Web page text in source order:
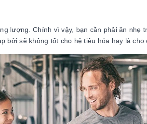
lượng. Chính vì vậy, bạn cần phải ăn nhẹ
bởi sẽ không tốt cho hệ tiêu hóa hay là cho